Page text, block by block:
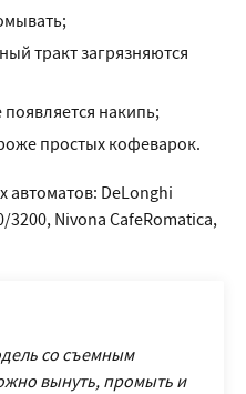
тракт загрязняются
накипь;
простых кофеварок.
DeLonghi
3200, Nivona CafeRomatica,
со съемным
вынуть, промыть и